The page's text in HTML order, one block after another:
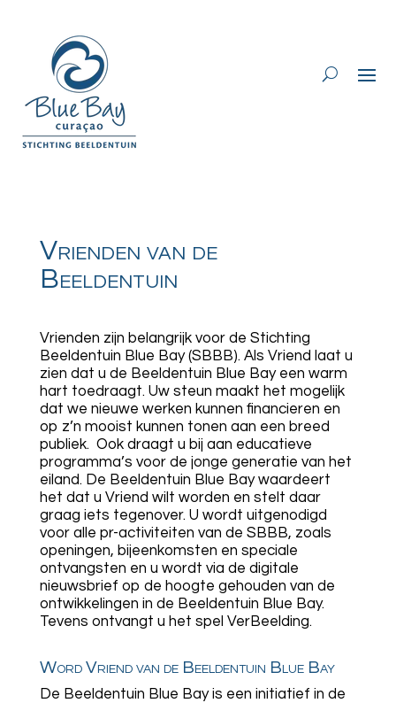
Vrienden van de
Beeldentuin
Vrienden zijn belangrijk voor de Stichting
Beeldentuin Blue Bay (SBBB). Als Vriend laat u
zien dat u de Beeldentuin Blue Bay een warm
hart toedraagt. Uw steun maakt het mogelijk
dat we nieuwe werken kunnen financieren en
op z’n mooist kunnen tonen aan een breed
publiek. Ook draagt u bij aan educatieve
programma’s voor de jonge generatie van het
eiland. De Beeldentuin Blue Bay waardeert
het dat u Vriend wilt worden en stelt daar
graag iets tegenover. U wordt uitgenodigd
voor alle pr-activiteiten van de SBBB, zoals
openingen, bijeenkomsten en speciale
ontvangsten en u wordt via de digitale
nieuwsbrief op de hoogte gehouden van de
ontwikkelingen in de Beeldentuin Blue Bay.
Tevens ontvangt u het spel VerBeelding.
Word Vriend van de Beeldentuin Blue Bay
De Beeldentuin Blue Bay is een initiatief in de